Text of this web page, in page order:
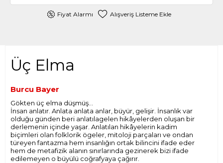
Fiyat Alarmı Alışveriş Listeme Ekle
Üç Elma
Burcu Bayer
Gökten üç elma düşmüş…
İnsan anlatır. Anlata anlata anlar, büyür, gelişir. İnsanlık var
olduğu günden beri anlatılagelen hikâyelerden oluşan bir
derlemenin içinde yaşar. Anlatılan hikâyelerin kadim
biçimleri olan folklorik ögeler, mitoloji parçaları ve ondan
türeyen fantazma hem insanlığın ortak bilincini ifade eder
hem de metafizik alanın sınırlarında gezinerek bizi ifade
edilemeyen o büyülü coğrafyaya çağırır.